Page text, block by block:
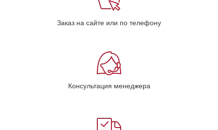
Заказ на сайте или по телефону
Консультация менеджера